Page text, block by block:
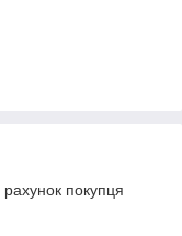
покупця